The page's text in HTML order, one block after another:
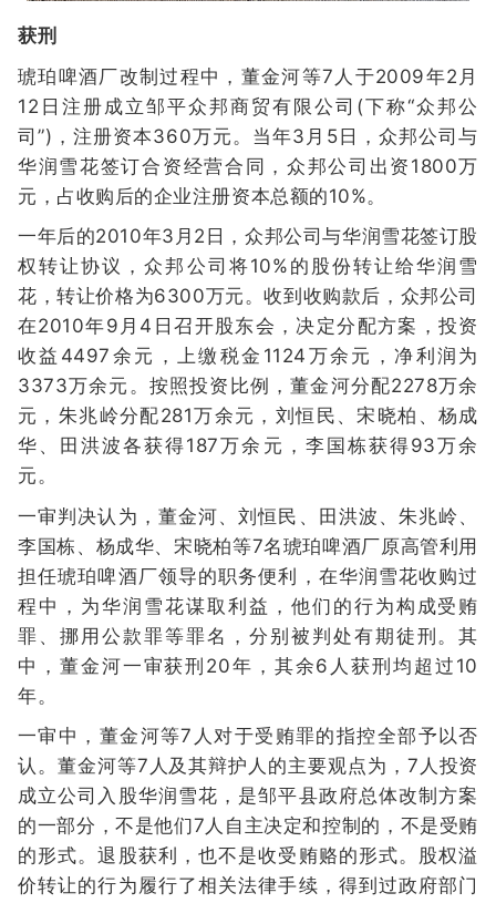
获刑
琥珀啤酒厂改制过程中，董金河等7人于2009年2月
12日注册成立邹平众邦商贸有限公司(下称“众邦公
司”)，注册资本360万元。当年3月5日，众邦公司与
华润雪花签订合资经营合同，众邦公司出资1800万
元，占收购后的企业注册资本总额的10%。
一年后的2010年3月2日，众邦公司与华润雪花签订股
权转让协议，众邦公司将10%的股份转让给华润雪
花，转让价格为6300万元。收到收购款后，众邦公司
在2010年9月4日召开股东会，决定分配方案，投资
收益4497余元，上缴税金1124万余元，净利润为
3373万余元。按照投资比例，董金河分配2278万余
元，朱兆岭分配281万余元，刘恒民、宋晓柏、杨成
华、田洪波各获得187万余元，李国栋获得93万余
元。
一审判决认为，董金河、刘恒民、田洪波、朱兆岭、
李国栋、杨成华、宋晓柏等7名琥珀啤酒厂原高管利用
担任琥珀啤酒厂领导的职务便利，在华润雪花收购过
程中，为华润雪花谋取利益，他们的行为构成受贿
罪、挪用公款罪等罪名，分别被判处有期徒刑。其
中，董金河一审获刑20年，其余6人获刑均超过10
年。
一审中，董金河等7人对于受贿罪的指控全部予以否
认。董金河等7人及其辩护人的主要观点为，7人投资
成立公司入股华润雪花，是邹平县政府总体改制方案
的一部分，不是他们7人自主决定和控制的，不是受贿
的形式。退股获利，也不是收受贿赂的形式。股权溢
价转让的行为履行了相关法律手续，得到过政府部门